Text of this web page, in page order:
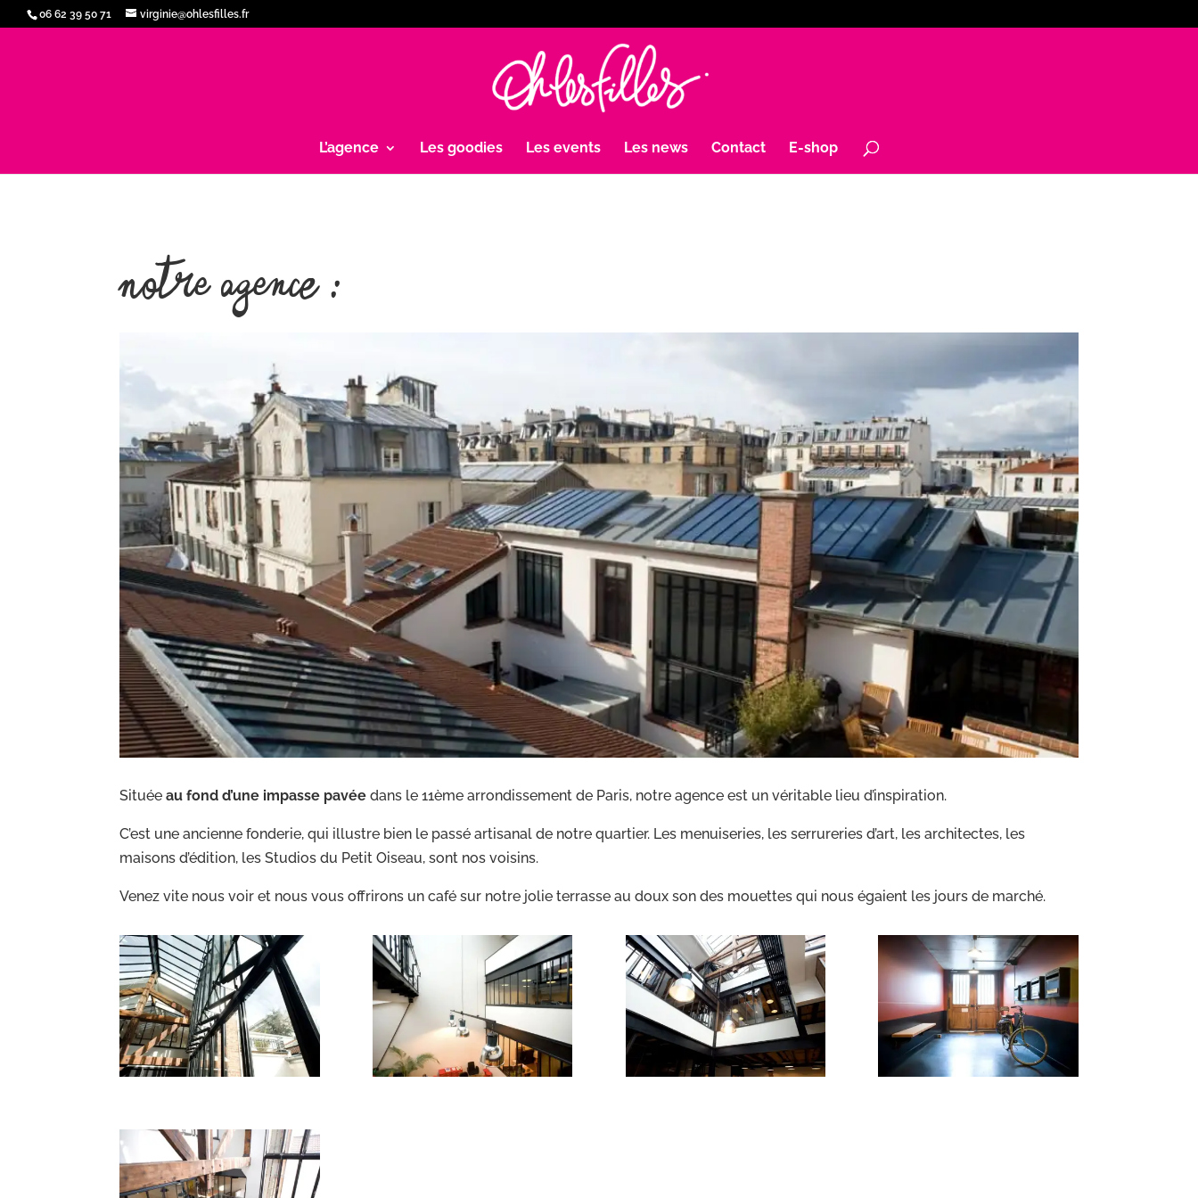
06 62 39 50 71 virginie@ohlesfilles.fr
L’agence Les goodies Les events Les news Contact E-shop
Notre agence :
Situéeau fond d’une impasse pavée dans le 11ème arrondissement de Paris, notre agence est un véritable lieu d’inspiration.
C’est une ancienne fonderie, qui illustre bien le passé artisanal de notre quartier. Les menuiseries, les serrureries d’art, les architectes, les
maisons d’édition, les Studios du Petit Oiseau, sont nos voisins.
Venez vite nous voir et nous vous offrirons un café sur notre jolie terrasse au doux son des mouettes qui nous égaient les jours de marché.